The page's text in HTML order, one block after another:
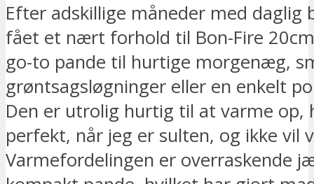
Efter adskillige måneder med daglig
fået et nært forhold til Bon-Fire
go-to pande til hurtige morgenæg,
grøntsagsløgninger eller en enkelt
Den er utrolig hurtig til at varme op,
perfekt, når jeg er sulten, og ikke vil
Varmefordelingen er overraskende